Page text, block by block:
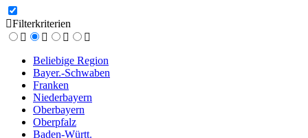
Filterkriterien
Beliebige Region
Bayer.-Schwaben
Franken
Niederbayern
Oberbayern
Oberpfalz
Baden-Württ.